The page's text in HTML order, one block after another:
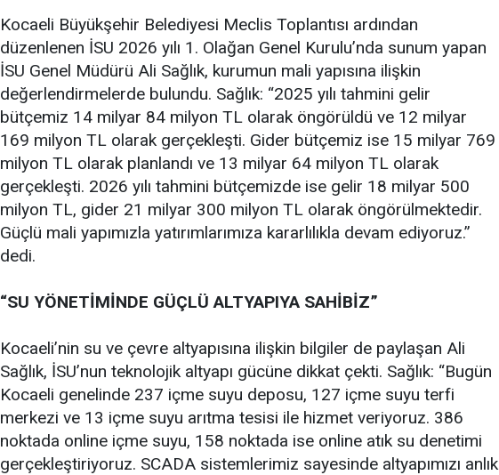
Kocaeli Büyükşehir Belediyesi Meclis Toplantısı ardından
düzenlenen İSU 2026 yılı 1. Olağan Genel Kurulu’nda sunum yapan
İSU Genel Müdürü Ali Sağlık, kurumun mali yapısına ilişkin
değerlendirmelerde bulundu. Sağlık: “2025 yılı tahmini gelir
bütçemiz 14 milyar 84 milyon TL olarak öngörüldü ve 12 milyar
169 milyon TL olarak gerçekleşti. Gider bütçemiz ise 15 milyar 769
milyon TL olarak planlandı ve 13 milyar 64 milyon TL olarak
gerçekleşti. 2026 yılı tahmini bütçemizde ise gelir 18 milyar 500
milyon TL, gider 21 milyar 300 milyon TL olarak öngörülmektedir.
Güçlü mali yapımızla yatırımlarımıza kararlılıkla devam ediyoruz.”
dedi.
“SU YÖNETİMİNDE GÜÇLÜ ALTYAPIYA SAHİBİZ”
Kocaeli’nin su ve çevre altyapısına ilişkin bilgiler de paylaşan Ali
Sağlık, İSU’nun teknolojik altyapı gücüne dikkat çekti. Sağlık: “Bugün
Kocaeli genelinde 237 içme suyu deposu, 127 içme suyu terfi
merkezi ve 13 içme suyu arıtma tesisi ile hizmet veriyoruz. 386
noktada online içme suyu, 158 noktada ise online atık su denetimi
gerçekleştiriyoruz. SCADA sistemlerimiz sayesinde altyapımızı anlık